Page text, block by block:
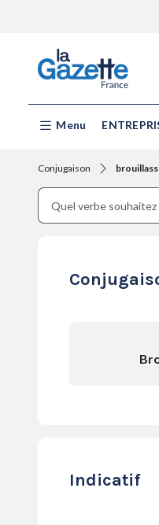
Menu
Conjugaison
Indicatif